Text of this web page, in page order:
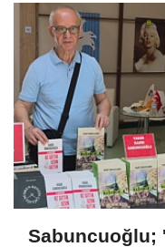
Sabuncuoğlu;